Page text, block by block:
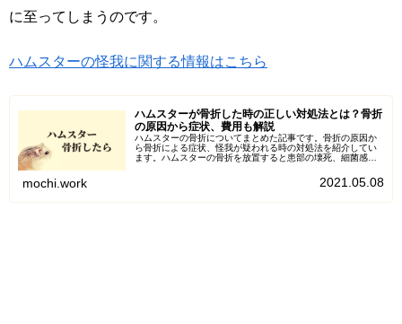
に至ってしまうのです。
ハムスターの怪我に関する情報はこちら
ハムスターが骨折した時の正しい対処法とは？骨折
の原因から症状、費用も解説
ハムスターの骨折についてまとめた記事です。骨折の原因か
ら骨折による症状、怪我が疑われる時の対処法を紹介してい
ます。ハムスターの骨折を放置すると患部の壊死、細菌感染
隠す習性があるので骨折の症状にいち早く気づき適切な処置
mochi.work 2021.05.08